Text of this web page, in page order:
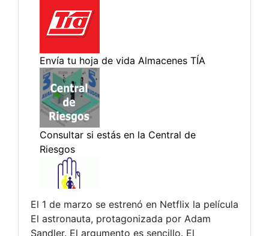
El 1 de marzo se estrenó en Netflix la película
El astronauta, protagonizada por Adam
Sandler. El argumento es sencillo. El